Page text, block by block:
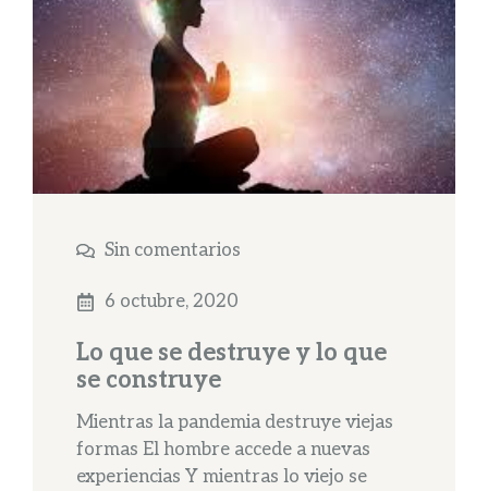
Sin comentarios
6 octubre, 2020
Lo que se destruye y lo que
se construye
Mientras la pandemia destruye viejas
formas El hombre accede a nuevas
experiencias Y mientras lo viejo se